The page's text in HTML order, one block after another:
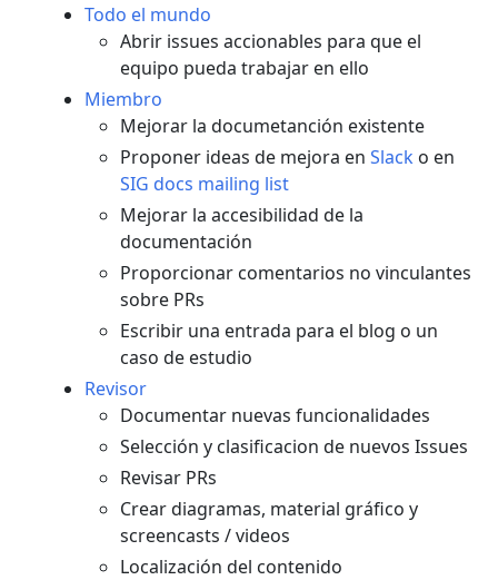
Todo el mundo
Abrir issues accionables para que el
equipo pueda trabajar en ello
Miembro
Mejorar la documetanción existente
Proponer ideas de mejora en Slack o en
SIG docs mailing list
Mejorar la accesibilidad de la
documentación
Proporcionar comentarios no vinculantes
sobre PRs
Escribir una entrada para el blog o un
caso de estudio
Revisor
Documentar nuevas funcionalidades
Selección y clasificacion de nuevos Issues
Revisar PRs
Crear diagramas, material gráfico y
screencasts / videos
Localización del contenido